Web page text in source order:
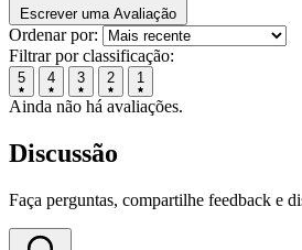
Escrever uma Avaliação
Ordenar por:
Filtrar por classificação:
5 4 3 2 1
Ainda não há avaliações.
Discussão
Faça perguntas, compartilhe feedback e